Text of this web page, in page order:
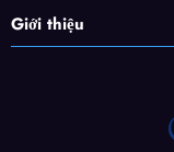
Giới thiệu